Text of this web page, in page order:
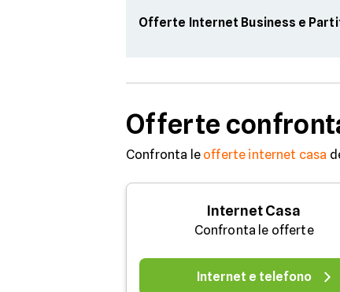
Offerte Internet Business e
Offerte
Confronta le offerte internet casa
Internet Casa
Confronta le offerte
Internet e telefono